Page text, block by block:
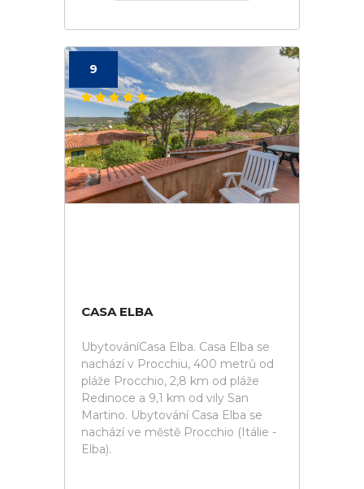
9
CASA ELBA
UbytováníCasa Elba. Casa Elba se
nachází v Procchiu, 400 metrů od
pláže Procchio, 2,8 km od pláže
Redinoce a 9,1 km od vily San
Martino. Ubytování Casa Elba se
nachází ve městě Procchio (Itálie -
Elba).